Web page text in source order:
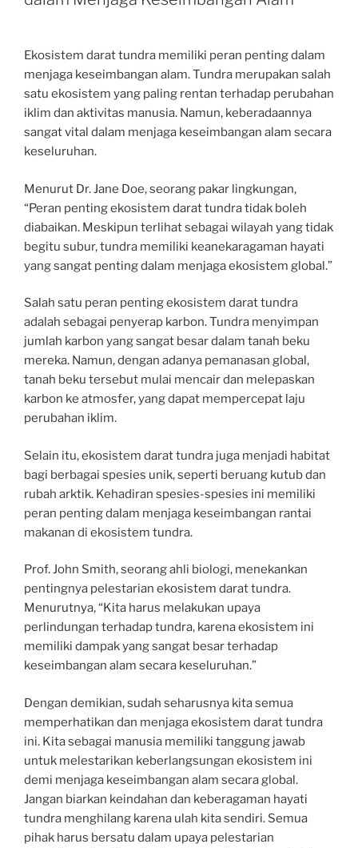
Ekosistem darat tundra memiliki peran penting dalam
menjaga keseimbangan alam. Tundra merupakan salah
satu ekosistem yang paling rentan terhadap perubahan
iklim dan aktivitas manusia. Namun, keberadaannya
sangat vital dalam menjaga keseimbangan alam secara
keseluruhan.
Menurut Dr. Jane Doe, seorang pakar lingkungan,
“Peran penting ekosistem darat tundra tidak boleh
diabaikan. Meskipun terlihat sebagai wilayah yang tidak
begitu subur, tundra memiliki keanekaragaman hayati
yang sangat penting dalam menjaga ekosistem global.”
Salah satu peran penting ekosistem darat tundra
adalah sebagai penyerap karbon. Tundra menyimpan
jumlah karbon yang sangat besar dalam tanah beku
mereka. Namun, dengan adanya pemanasan global,
tanah beku tersebut mulai mencair dan melepaskan
karbon ke atmosfer, yang dapat mempercepat laju
perubahan iklim.
Selain itu, ekosistem darat tundra juga menjadi habitat
bagi berbagai spesies unik, seperti beruang kutub dan
rubah arktik. Kehadiran spesies-spesies ini memiliki
peran penting dalam menjaga keseimbangan rantai
makanan di ekosistem tundra.
Prof. John Smith, seorang ahli biologi, menekankan
pentingnya pelestarian ekosistem darat tundra.
Menurutnya, “Kita harus melakukan upaya
perlindungan terhadap tundra, karena ekosistem ini
memiliki dampak yang sangat besar terhadap
keseimbangan alam secara keseluruhan.”
Dengan demikian, sudah seharusnya kita semua
memperhatikan dan menjaga ekosistem darat tundra
ini. Kita sebagai manusia memiliki tanggung jawab
untuk melestarikan keberlangsungan ekosistem ini
demi menjaga keseimbangan alam secara global.
Jangan biarkan keindahan dan keberagaman hayati
tundra menghilang karena ulah kita sendiri. Semua
pihak harus bersatu dalam upaya pelestarian